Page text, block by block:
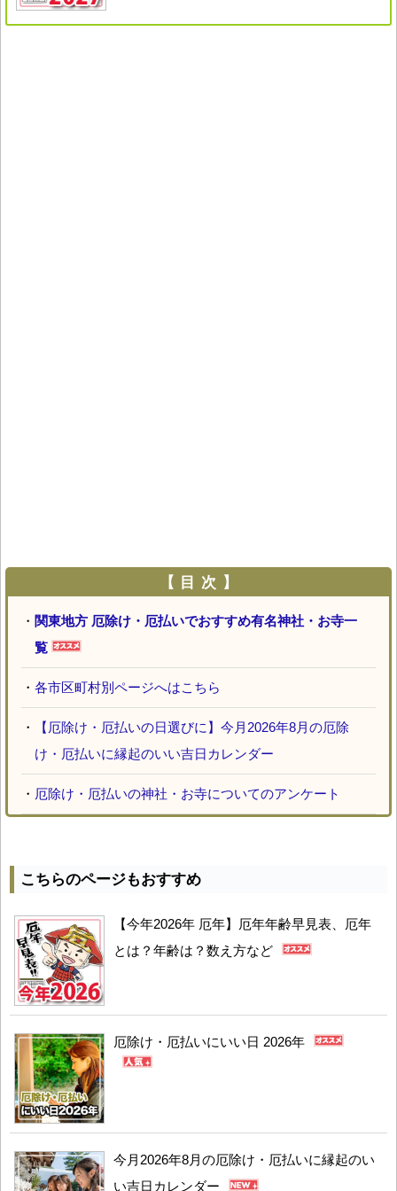
【 目 次 】
・ 関東地方 厄除け・厄払いでおすすめ有名神社・お寺一
覧
・ 各市区町村別ページへはこちら
・
【厄除け・厄払いの日選びに】今月2026年8月の厄除
け・厄払いに縁起のいい吉日カレンダー
・ 厄除け・厄払いの神社・お寺についてのアンケート
こちらのページもおすすめ
【今年2026年 厄年】厄年年齢早見表、厄年
とは？年齢は？数え方など
厄除け・厄払いにいい日 2026年
今月2026年8月の厄除け・厄払いに縁起のい
い吉日カレンダー